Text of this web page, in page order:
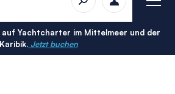
auf Yachtcharter im Mittelmeer und der
Karibik.Jetzt buchen